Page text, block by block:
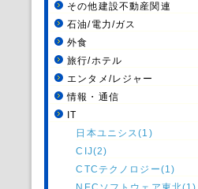
その他建設不動産関連
石油/電力/ガス
外食
旅行/ホテル
エンタメ/レジャー
情報・通信
IT
日本ユニシス(1)
CIJ(2)
CTCテクノロジー(1)